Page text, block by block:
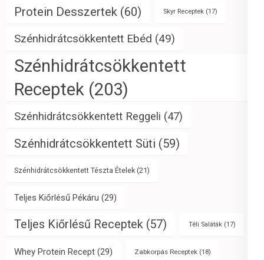
Protein Desszertek (60) Skyr Receptek (17)
Szénhidrátcsökkentett Ebéd (49)
Szénhidrátcsökkentett
Receptek (203)
Szénhidrátcsökkentett Reggeli (47)
Szénhidrátcsökkentett Süti (59)
Szénhidrátcsökkentett Tészta Ételek (21)
Teljes Kiőrlésű Pékáru (29)
Teljes Kiőrlésű Receptek (57) Téli Saláták (17)
Whey Protein Recept (29) Zabkorpás Receptek (18)